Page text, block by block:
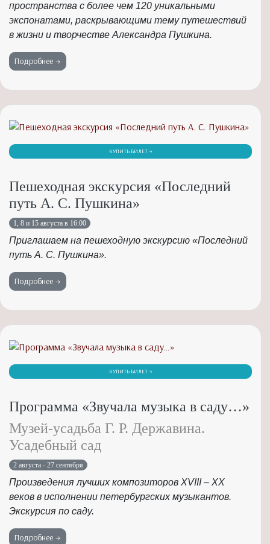
пространства с более чем 120 уникальными
экспонатами, раскрывающими тему путешествий
в жизни и творчестве Александра Пушкина.
Подробнее →
КУПИТЬ БИЛЕТ →
Пешеходная экскурсия «Последний
путь А. С. Пушкина»
1, 8 и 15 августа в 16:00
Приглашаем на пешеходную экскурсию «Последний
путь А. С. Пушкина».
Подробнее →
КУПИТЬ БИЛЕТ →
Программа «Звучала музыка в саду…»
Музей-усадьба Г. Р. Державина.
Усадебный сад
2 августа - 27 сентября
Произведения лучших композиторов XVIII – XX
веков в исполнении петербургских музыкантов.
Экскурсия по саду.
Подробнее →